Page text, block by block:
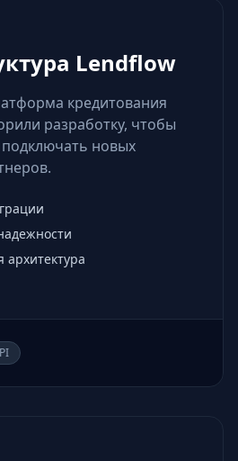
Lendflow
кредитования
разработку, чтобы
новых